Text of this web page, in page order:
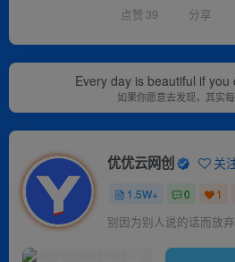
点赞 39 分享
Every day is beautiful if you
如果你愿意去发现，其实
优优云网创 关
1.5W+ 0 1